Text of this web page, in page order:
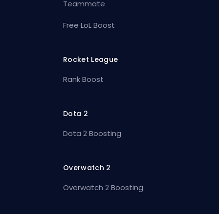
Teammate
Free LoL Boost
Rocket League
Rank Boost
Dota 2
Dota 2 Boosting
Overwatch 2
Overwatch 2 Boosting